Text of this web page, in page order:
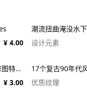
¥ 4.00
设计元素
潮流迷幻径向模糊半调都市风人像图像PS修图特效滤镜样机模板 Halftone Spinning Blur Photo Effect
¥ 3.00
优质纹理